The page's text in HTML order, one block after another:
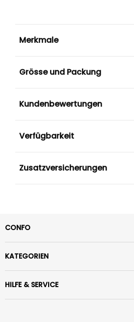
Merkmale
Grösse und Packung
Kundenbewertungen
Verfügbarkeit
Zusatzversicherungen
CONFO
KATEGORIEN
HILFE & SERVICE